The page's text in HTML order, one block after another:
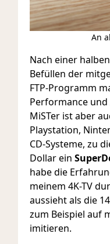
An
Nach einer
Befüllen der
FTP-Programm
Performance
MiSTer ist aber
Playstation,
CD-Systeme, zu
Dollar ein
habe die
meinem 4K-TV
aussieht als die
zum Beispiel auf
imitieren.